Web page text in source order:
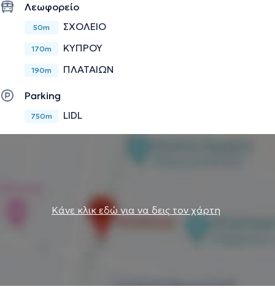
Λεωφορείο
50m ΣΧΟΛΕΙΟ
170m ΚΥΠΡΟΥ
190m ΠΛΑΤΑΙΩΝ
Parking
750m LIDL
Κάνε κλικ εδώ για να δεις τον χάρτη